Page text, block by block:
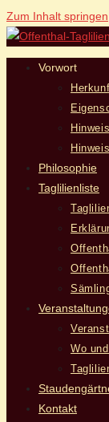
Zum Inhalt springen
Vorwort
Philosophie
Taglilienliste
Wo
Kontakt